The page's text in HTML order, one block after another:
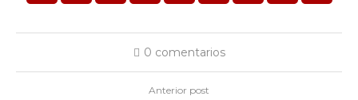
0 comentarios
Anterior post